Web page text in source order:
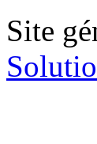
Site